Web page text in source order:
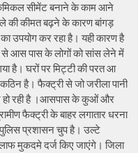
सीमेंट बनाने के काम आने
की कीमत बढ़ने के कारण बांगड़
उपयोग कर रहा है। यही कारण है
आस पास के लोगों को सांस लेने में
है। घरों पर मिट्टी की परत आ
कठिन है। फैक्ट्री से जो जरीला पानी
हो रही है ।आसपास के कुओं और
फैक्ट्री के बाहर लगातार धरना
प्रशासन चुप है। उल्टे
मुकदमे दर्ज किए जाएंगे। जिला